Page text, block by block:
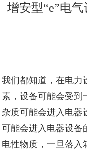
增安型“e”电
我们都知道，在电力
素，设备可能会受到
杂质可能会进入电器
可能会进入电器设备
电性物质，一旦落入